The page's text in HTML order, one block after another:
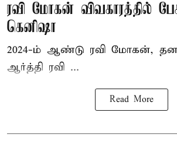
ரவி மோகன் விவகாரத்தில்
கெனிஷா
2024-ம் ஆண்டு ரவி மோகன்,
ஆர்த்தி ரவி ...
Read More